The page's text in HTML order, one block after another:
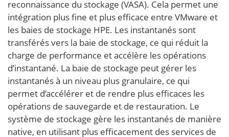
reconnaissance du stockage (VASA). Cela permet une
intégration plus fine et plus efficace entre VMware et
les baies de stockage HPE. Les instantanés sont
transférés vers la baie de stockage, ce qui réduit la
charge de performance et accélère les opérations
d’instantané. La baie de stockage peut gérer les
instantanés à un niveau plus granulaire, ce qui
permet d’accélérer et de rendre plus efficaces les
opérations de sauvegarde et de restauration. Le
système de stockage gère les instantanés de manière
native, en utilisant plus efficacement des services de